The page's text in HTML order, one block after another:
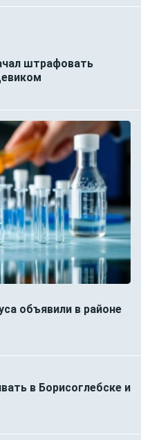
штрафовать
объявили в районе
в Борисоглебске и